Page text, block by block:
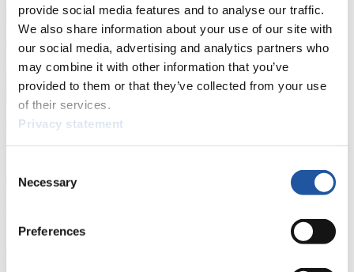
provide social media features and to analyse our traffic.
We also share information about your use of our site with
our social media, advertising and analytics partners who
may combine it with other information that you’ve
provided to them or that they’ve collected from your use
of their services.
Privacy statement
Selection
Necessary
Preferences
Wettkämpfen. Außerdem können Sie Ihre Medienakkreditierung
beantragen, die Grundregeln des Rennrodelsports einsehen und
allgemeine Neuigkeiten einholen.
>> Weiter
Für Nationale Verbände
aktuelle Regelwerk sowie Richtlinien zu Wettkämpfen, Anti-Doping
und Fairplay nachlesen, auf Athletenbiographien zugreifen,